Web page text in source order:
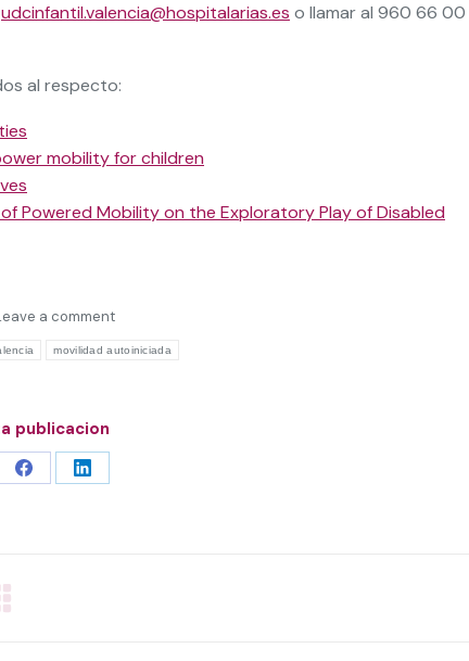
udcinfantil.valencia@hospitalarias.es o llamar al 960 66 00
al respecto:
mobility for children
Powered Mobility on the Exploratory Play of Disabled
a comment
movilidad autoiniciada
publicacion
Share Share